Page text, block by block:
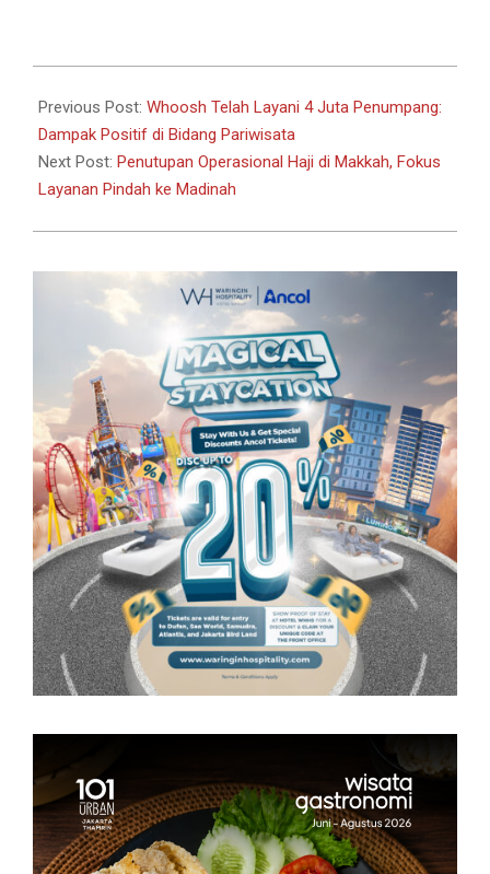
07-
14
Previous Post: Whoosh Telah Layani 4 Juta Penumpang:
Dampak Positif di Bidang Pariwisata
Next Post: Penutupan Operasional Haji di Makkah, Fokus
Layanan Pindah ke Madinah